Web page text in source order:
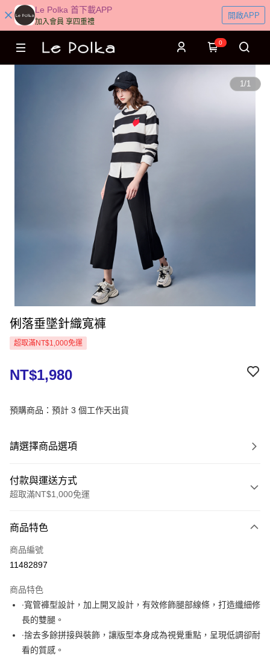
Le Polka 首下載APP
加入會員 享四重禮
開啟APP
0
1/1
俐落垂墜針織寬褲
超取滿NT$1,000免運
NT$1,980
預購商品：預計 3 個工作天出貨
請選擇商品選項
付款與運送方式
超取滿NT$1,000免運
信用卡一次付款
超商取貨付款
Apple Pay
悠遊付
大哥付你分期
商品特色
商品編號
11482897
商品特色
∙寬管褲型設計，加上開叉設計，有效修飾腿部線條，打造纖細修
長的雙腿。
∙捨去多餘拼接與裝飾，讓版型本身成為視覺重點，呈現低調卻耐
看的質感。